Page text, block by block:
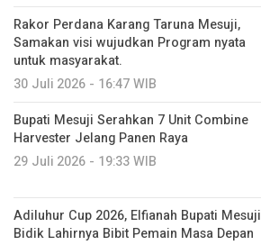
Rakor Perdana Karang Taruna Mesuji,
Samakan visi wujudkan Program nyata
untuk masyarakat.
30 Juli 2026 - 16:47 WIB
Bupati Mesuji Serahkan 7 Unit Combine
Harvester Jelang Panen Raya
29 Juli 2026 - 19:33 WIB
Adiluhur Cup 2026, Elfianah Bupati Mesuji
Bidik Lahirnya Bibit Pemain Masa Depan